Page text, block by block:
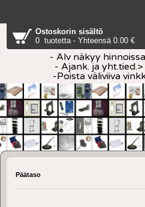
Ostoskorin sisältö
0 tuotetta - Yhteensä 0.00 €
- Alv näkyy
- Ajank. ja
-Poista väliviiva
Päätaso